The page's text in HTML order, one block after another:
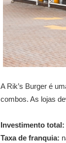
A Rik’s Burger é
combos. As lojas
Investimento total:
Taxa de franquia: